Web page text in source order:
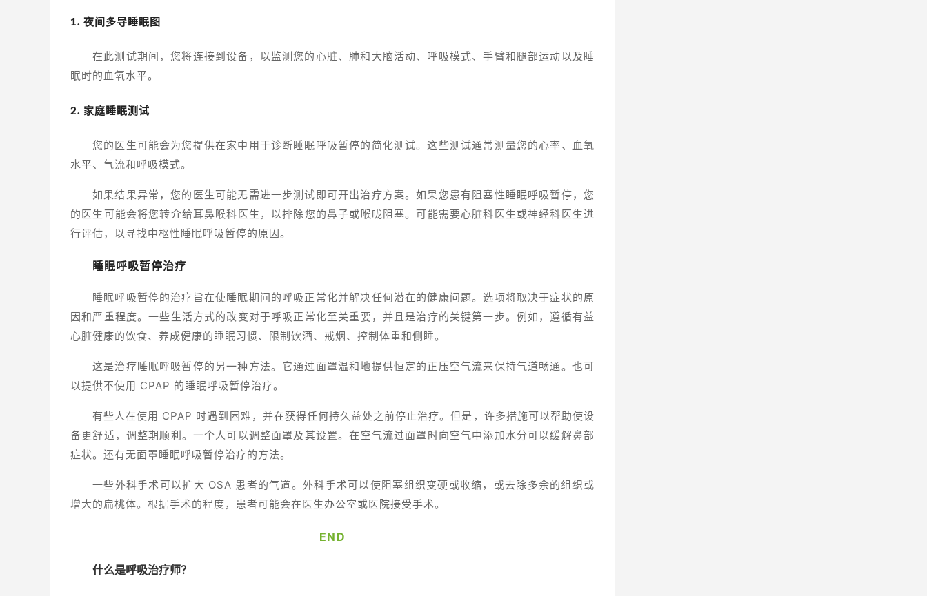
1. 夜间多导睡眠图
在此测试期间，您将连接到设备，以监测您的心脏、肺和大脑活动、呼吸模式、手臂和腿部运动以及睡
眠时的血氧水平。
2. 家庭睡眠测试
您的医生可能会为您提供在家中用于诊断睡眠呼吸暂停的简化测试。这些测试通常测量您的心率、血氧
水平、气流和呼吸模式。
如果结果异常，您的医生可能无需进一步测试即可开出治疗方案。如果您患有阻塞性睡眠呼吸暂停，您
的医生可能会将您转介给耳鼻喉科医生，以排除您的鼻子或喉咙阻塞。可能需要心脏科医生或神经科医生进
行评估，以寻找中枢性睡眠呼吸暂停的原因。
睡 眠呼吸暂停治疗
睡眠呼吸暂停的治疗旨在使睡眠期间的呼吸正常化并解决任何潜在的健康问题。选项将取决于症状的原
因和严重程度。一些生活方式的改变对于呼吸正常化至关重要，并且是治疗的关键第一步。例如，遵循有益
心脏健康的饮食、养成健康的睡眠习惯、限制饮酒、戒烟、控制体重和侧睡。
这是治疗睡眠呼吸暂停的另一种方法。它通过面罩温和地提供恒定的正压空气流来保持气道畅通。也可
以提供不使用 CPAP 的睡眠呼吸暂停治疗。
有些人在使用 CPAP 时遇到困难，并在获得任何持久益处之前停止治疗。但是，许多措施可以帮助使设
备更舒适，调整期顺利。一个人可以调整面罩及其设置。在空气流过面罩时向空气中添加水分可以缓解鼻部
症状。还有无面罩睡眠呼吸暂停治疗的方法。
一些外科手术可以扩大 OSA 患者的气道。外科手术可以使阻塞组织变硬或收缩，或去除多余的组织或
增大的扁桃体。根据手术的程度，患者可能会在医生办公室或医院接受手术。
END
什么是呼吸治疗师？